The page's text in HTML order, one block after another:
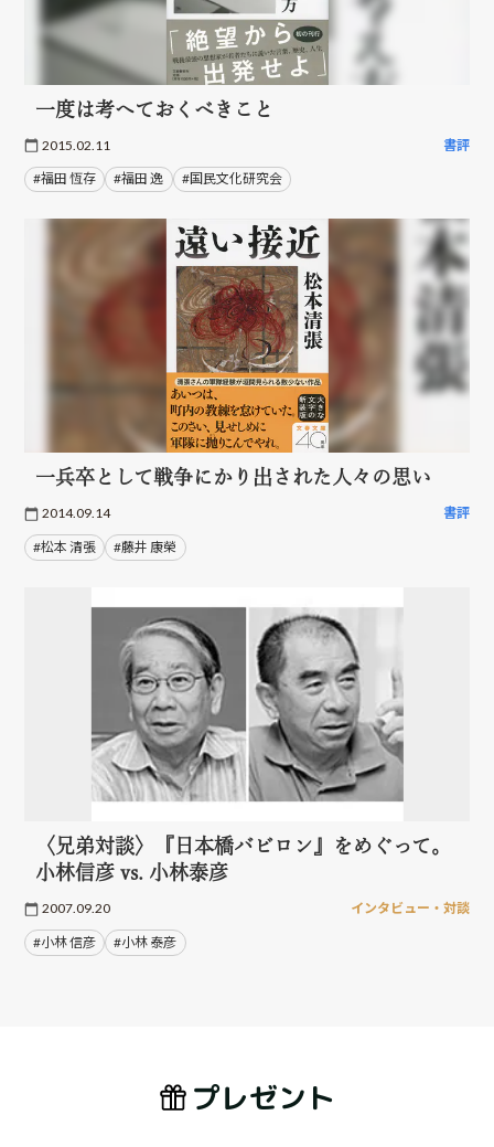
一度は考へておくべきこと
2015.02.11 書評
#福田 恆存 #福田 逸 #国民文化研究会
一兵卒として戦争にかり出された人々の思い
2014.09.14 書評
#松本 清張 #藤井 康榮
〈兄弟対談〉『日本橋バビロン』をめぐって。
小林信彦 vs. 小林泰彦
2007.09.20 インタビュー・対談
#小林 信彦 #小林 泰彦
プレゼント